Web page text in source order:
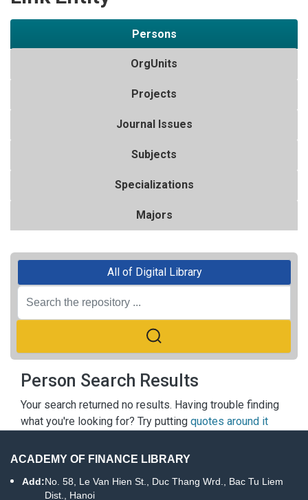
Persons
OrgUnits
Projects
Journal Issues
Subjects
Specializations
Majors
All of Digital Library
Person Search Results
Your search returned no results. Having trouble finding
what you're looking for? Try putting quotes around it
ACADEMY OF FINANCE LIBRARY
Add:No. 58, Le Van Hien St., Duc Thang Wrd., Bac Tu Liem
Dist., Hanoi